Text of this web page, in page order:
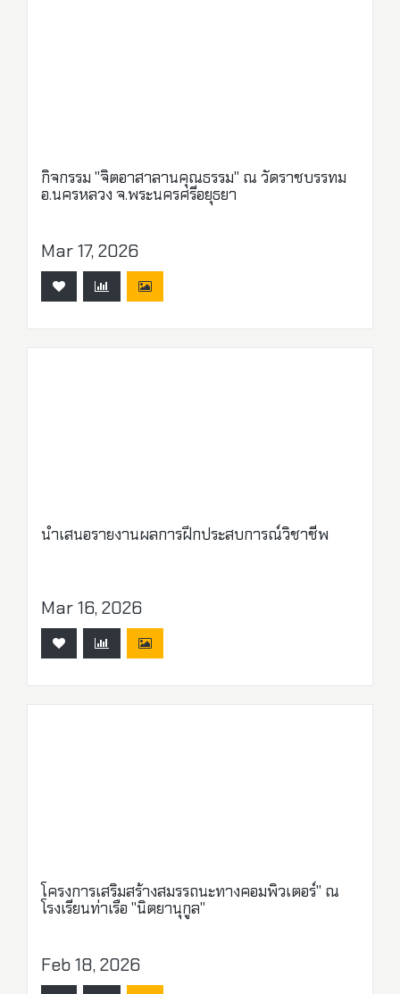
กิจกรรม "จิตอาสาลานคุณธรรม" ณ วัดราชบรรทม
อ.นครหลวง จ.พระนครศรีอยุธยา
Mar 17, 2026
นำเสนอรายงานผลการฝึกประสบการณ์วิชาชีพ
Mar 16, 2026
โครงการเสริมสร้างสมรรถนะทางคอมพิวเตอร์" ณ
โรงเรียนท่าเรือ "นิตยานุกูล"
Feb 18, 2026